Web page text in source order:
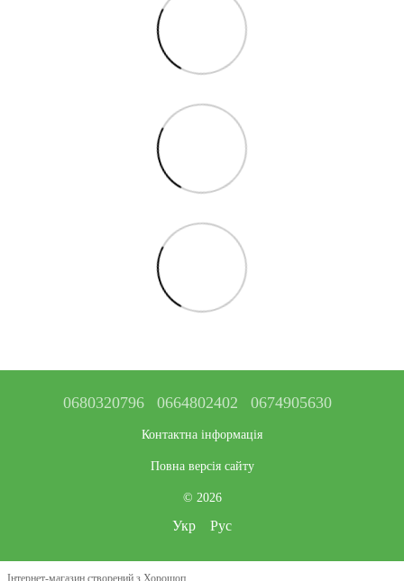
0680320796 0664802402 0674905630
Контактна інформація
Повна версія сайту
© 2026
Укр Рус
Інтернет-магазин створений з Хорошоп